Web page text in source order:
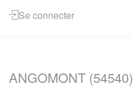
Se connecter
ANGOMONT (54540)